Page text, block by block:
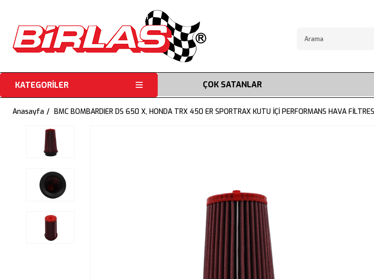
KATEGORİLER ÇOK SATANLAR
Anasayfa BMC BOMBARDIER DS 650 X, HONDA TRX 450 ER SPORTRAX KUTU İÇİ PERFORMANS HAVA